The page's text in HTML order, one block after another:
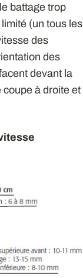
battage trop
(un tous les
des
des
devant la
coupe à droite et